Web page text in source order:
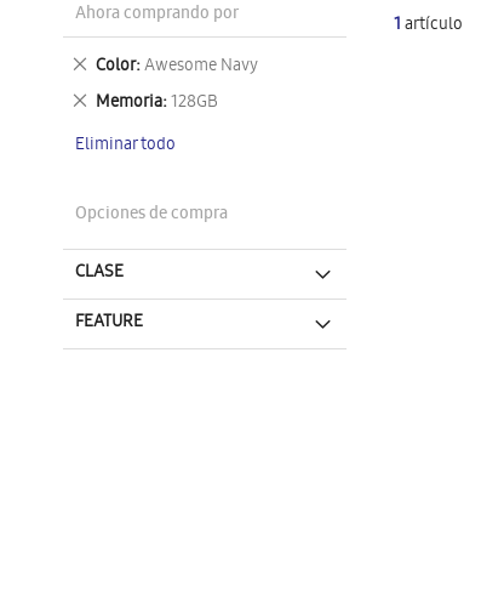
1artículo
Ahora comprando por
Color Awesome Navy
Eliminar
este
artículo
Memoria 128GB
Eliminar
artículo
Eliminar todo
Opciones de compra
CLASE
FEATURE